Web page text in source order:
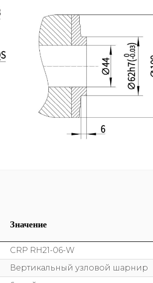
Значение
CRP RH21-06-W
Вертикальный узловой шарнир